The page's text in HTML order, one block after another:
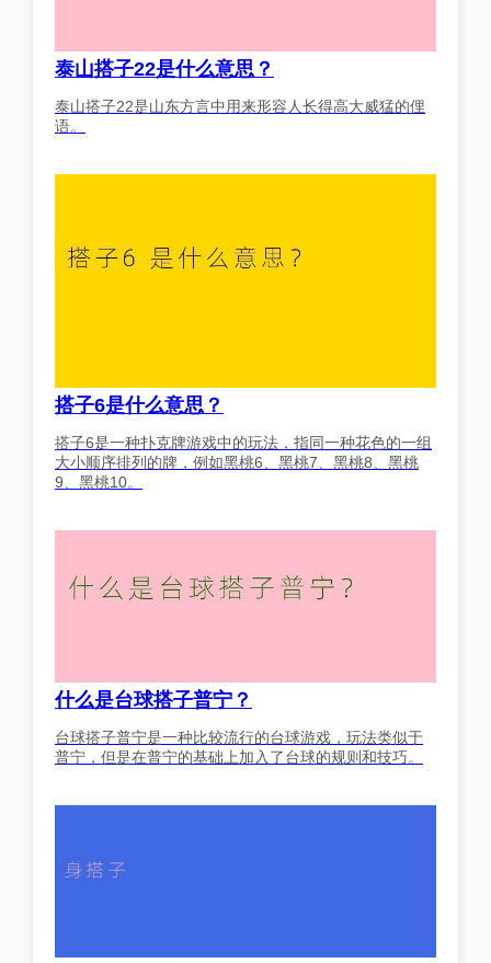
泰山搭子22是什么意思？
泰山搭子22是山东方言中用来形容人长得高大威猛的俚
语。
搭子6是什么意思？
搭子6是一种扑克牌游戏中的玩法，指同一种花色的一组
大小顺序排列的牌，例如黑桃6、黑桃7、黑桃8、黑桃
9、黑桃10。
什么是台球搭子普宁？
台球搭子普宁是一种比较流行的台球游戏，玩法类似于
普宁，但是在普宁的基础上加入了台球的规则和技巧。